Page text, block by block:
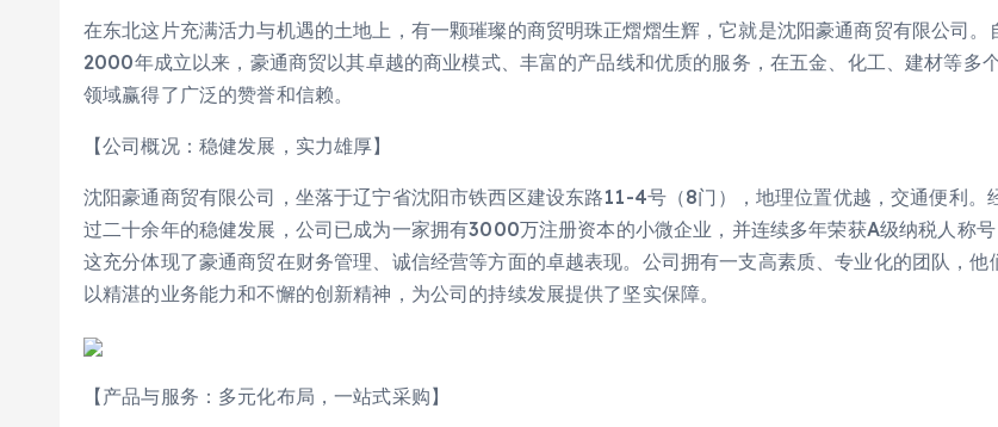
在东北这片充满活力与机遇的土地上，有一颗璀璨的商贸明珠正熠熠生辉，它就是沈阳豪通商贸有限公司。
2000年成立以来，豪通商贸以其卓越的商业模式、丰富的产品线和优质的服务，在五金、化工、建材等多
领域赢得了广泛的赞誉和信赖。
【公司概况：稳健发展，实力雄厚】
沈阳豪通商贸有限公司，坐落于辽宁省沈阳市铁西区建设东路11-4号（8门），地理位置优越，交通便利。
过二十余年的稳健发展，公司已成为一家拥有3000万注册资本的小微企业，并连续多年荣获A级纳税人称号
这充分体现了豪通商贸在财务管理、诚信经营等方面的卓越表现。公司拥有一支高素质、专业化的团队，他
以精湛的业务能力和不懈的创新精神，为公司的持续发展提供了坚实保障。
【产品与服务：多元化布局，一站式采购】